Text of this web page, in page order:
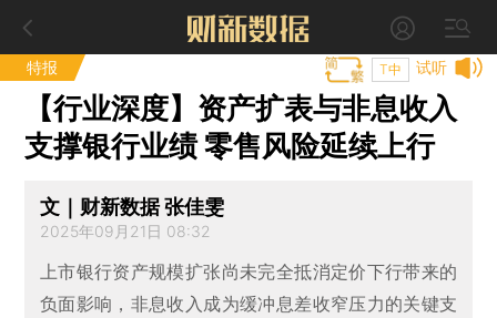
特报 试听
T中
【行业深度】资产扩表与非息收入
支撑银行业绩 零售风险延续上行
文｜财新数据 张佳雯
2025年09月21日 08:32
上市银行资产规模扩张尚未完全抵消定价下行带来的
负面影响，非息收入成为缓冲息差收窄压力的关键支